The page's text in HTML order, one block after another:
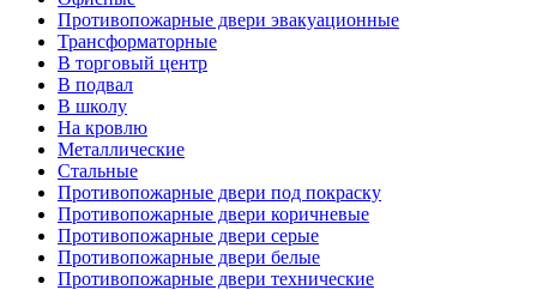
Противопожарные двери эвакуационные
Трансформаторные
В торговый центр
В подвал
В школу
На кровлю
Металлические
Стальные
Противопожарные двери под покраску
Противопожарные двери коричневые
Противопожарные двери серые
Противопожарные двери белые
Противопожарные двери технические